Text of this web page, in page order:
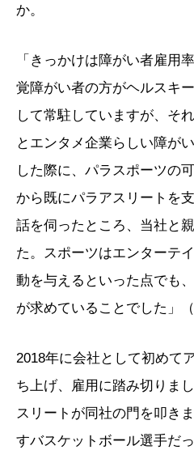
か。
「きっかけは障がい者雇用
覚障がい者の方がヘルスキ
して常駐していますが、そ
とエンタメ企業らしい障が
した際に、パラスポーツの
から既にパラアスリートを
話を伺ったところ、当社と
た。スポーツはエンターテ
動を与えるといった点でも
が求めていることでした」（
2018年に会社として初めて
ち上げ、雇用に踏み切りま
スリートが同社の門を叩き
すバスケットボール選手だ